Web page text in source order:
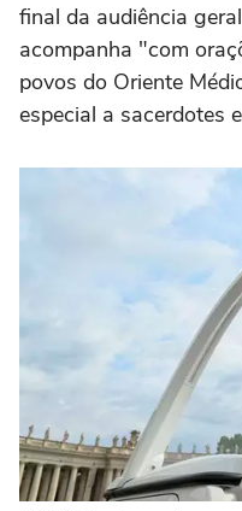
final da audiência
acompanha "com
povos do Oriente
especial a sacerdotes